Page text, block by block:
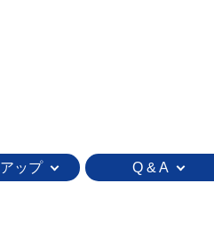
ップ Q & A